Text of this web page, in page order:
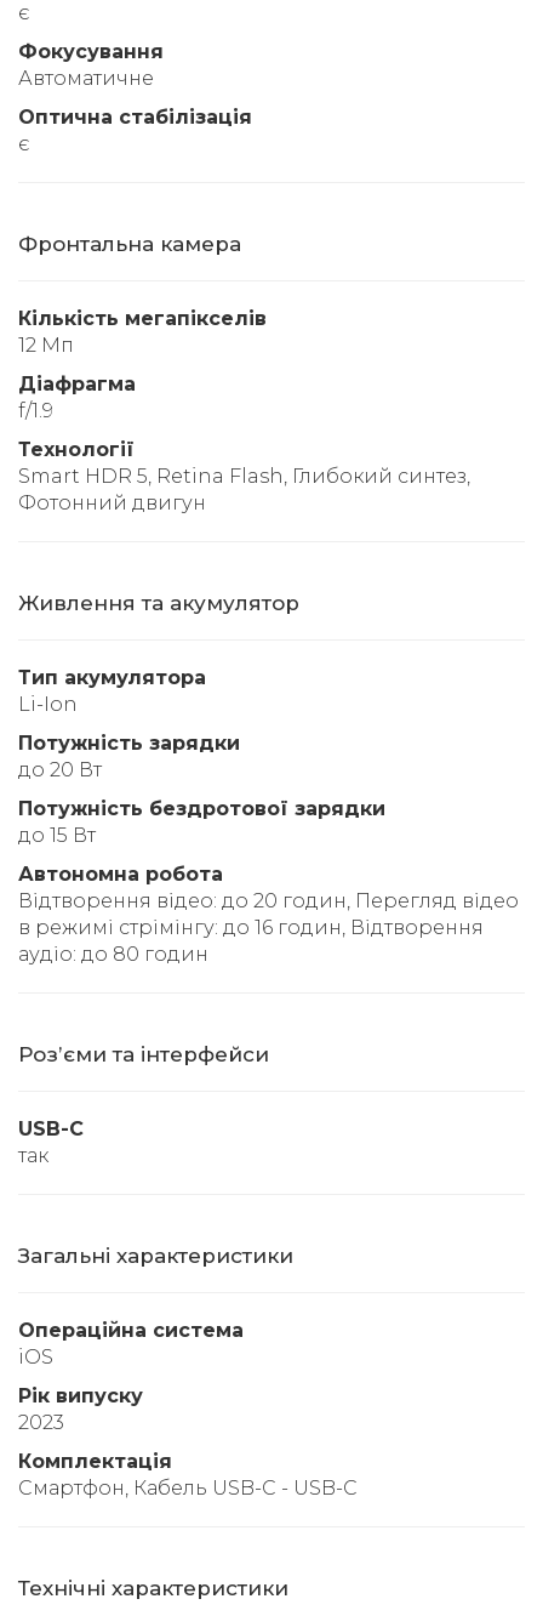
є
Фокусування
Автоматичне
Оптична стабілізація
є
Фронтальна камера
Кількість мегапікселів
12 Мп
Діафрагма
f/1.9
Технології
Smart HDR 5, Retina Flash, Глибокий синтез,
Фотонний двигун
Живлення та акумулятор
Тип акумулятора
Li-Ion
Потужність зарядки
до 20 Вт
Потужність бездротової зарядки
до 15 Вт
Автономна робота
Відтворення відео: до 20 годин, Перегляд відео
в режимі стрімінгу: до 16 годин, Відтворення
аудіо: до 80 годин
Розʼєми та інтерфейси
USB-C
так
Загальні характеристики
Операційна система
iOS
Рік випуску
2023
Комплектація
Смартфон, Кабель USB-C - USB-C
Технічні характеристики